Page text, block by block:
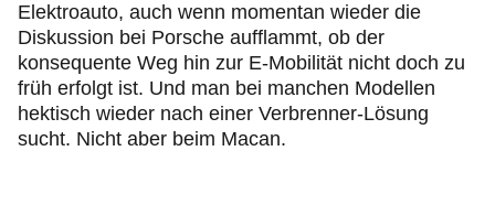
Elektroauto, auch wenn momentan wieder die
Diskussion bei Porsche aufflammt, ob der
konsequente Weg hin zur E-Mobilität nicht doch zu
früh erfolgt ist. Und man bei manchen Modellen
hektisch wieder nach einer Verbrenner-Lösung
sucht. Nicht aber beim Macan.